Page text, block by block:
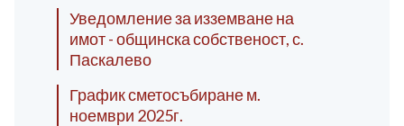
Уведомление за изземване на
имот - общинска собственост, с.
Паскалево
График сметосъбиране м.
ноември 2025г.